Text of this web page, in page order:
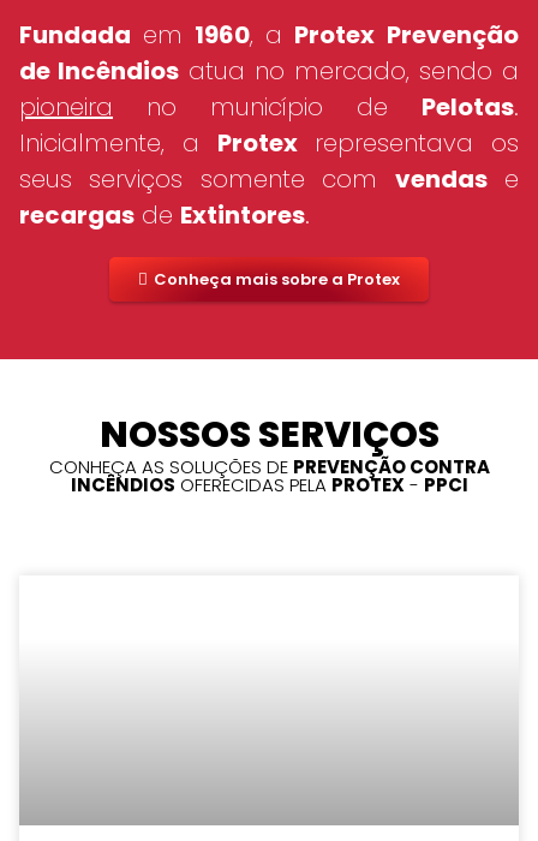
Fundada em 1960, a Protex Prevenção
de Incêndios atua no mercado, sendo a
pioneira no município de Pelotas.
Inicialmente, a Protexrepresentava os
seus serviços somente com vendase
recargas de Extintores.
Conheça mais sobre a Protex
NOSSOS SERVIÇOS
CONHEÇA AS SOLUÇÕES DE PREVENÇÃO CONTRA
INCÊNDIOS OFERECIDAS PELA PROTEX- PPCI